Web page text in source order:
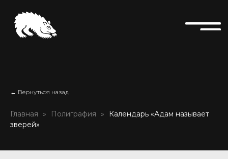
← Вернуться назад
Главная Полиграфия
Календарь «Адам называет
зверей»